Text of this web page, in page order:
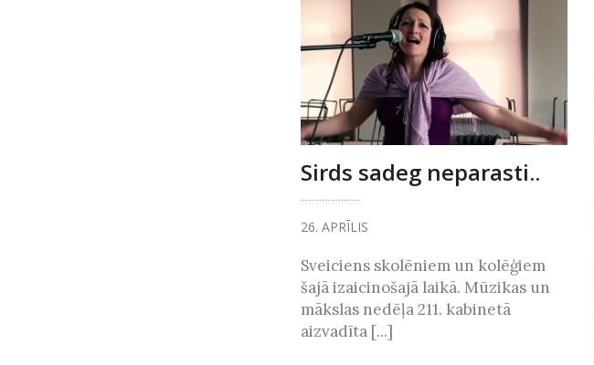
Sirds sadeg neparasti..
26. APRĪLIS
Sveiciens skolēniem un kolēģiem
šajā izaicinošajā laikā. Mūzikas un
mākslas nedēļa 211. kabinetā
aizvadīta [...]